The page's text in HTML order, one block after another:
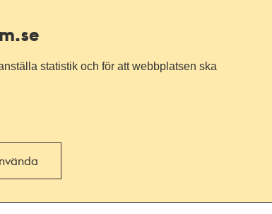
statistik och för att webbplatsen ska